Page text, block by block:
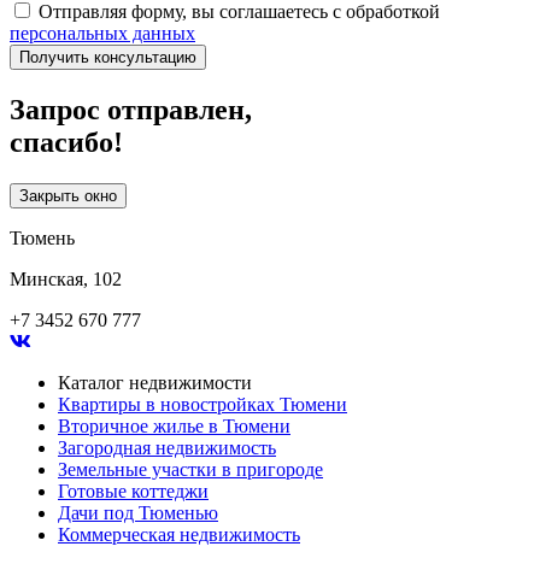
Отправляя форму, вы соглашаетесь с обработкой
персональных данных
Получить консультацию
Запрос отправлен,
спасибо!
Закрыть окно
Тюмень
Минская, 102
+7 3452 670 777
Каталог недвижимости
Квартиры в новостройках Тюмени
Вторичное жилье в Тюмени
Загородная недвижимость
Земельные участки в пригороде
Готовые коттеджи
Дачи под Тюменью
Коммерческая недвижимость